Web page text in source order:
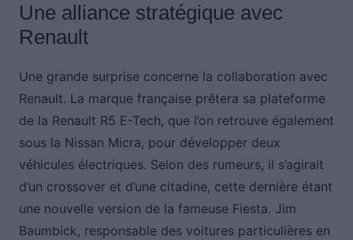
Une alliance stratégique avec
Renault
Une grande surprise concerne la collaboration avec
Renault. La marque française prêtera sa plateforme
de la Renault R5 E-Tech, que l’on retrouve également
sous la Nissan Micra, pour développer deux
véhicules électriques. Selon des rumeurs, il s’agirait
d’un crossover et d’une citadine, cette dernière étant
une nouvelle version de la fameuse Fiesta. Jim
Baumbick, responsable des voitures particulières en